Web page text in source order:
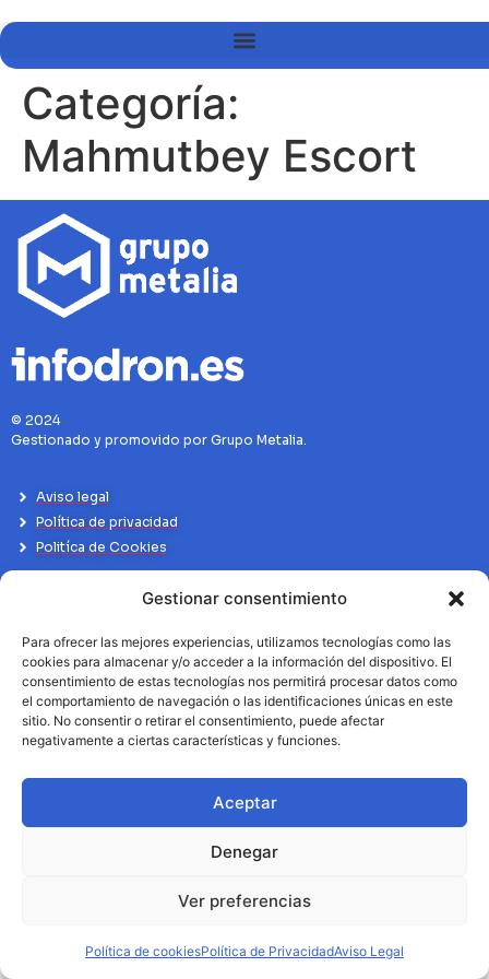
Gestionar consentimiento
Para ofrecer las mejores experiencias, utilizamos tecnologías como las
cookies para almacenar y/o acceder a la información del dispositivo. El
consentimiento de estas tecnologías nos permitirá procesar datos como
el comportamiento de navegación o las identificaciones únicas en este
sitio. No consentir o retirar el consentimiento, puede afectar
negativamente a ciertas características y funciones.
Aceptar
Denegar
Ver preferencias
Política de cookiesPolítica de PrivacidadAviso Legal
Categoría:
Mahmutbey Escort
© 2024
Gestionado y promovido por Grupo Metalia.
Aviso legal
Política de privacidad
Politíca de Cookies